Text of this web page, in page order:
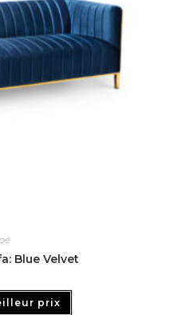
Blue Velvet
prix